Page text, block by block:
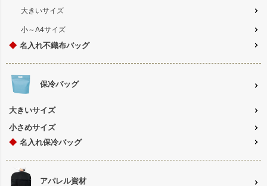
大きいサイズ
小～A4サイズ
◆ 名入れ不織布バッグ
保冷バッグ
大きいサイズ
小さめサイズ
◆ 名入れ保冷バッグ
アパレル資材